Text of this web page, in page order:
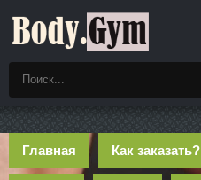
Главная Как заказать?